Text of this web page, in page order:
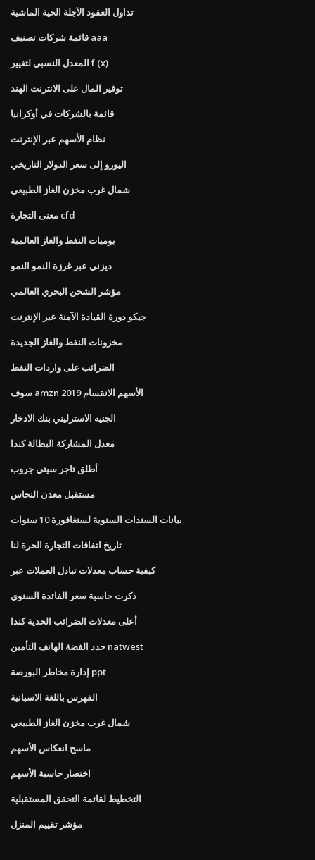
تداول العقود الآجلة الحية الماشية
قائمة شركات تصنيف aaa
المعدل النسبي لتغيير f (x)
توفير المال على الانترنت الهند
قائمة بالشركات في أوكرانيا
نظام الأسهم عبر الإنترنت
اليورو إلى سعر الدولار التاريخي
شمال غرب مخزن الغاز الطبيعي
معنى التجارة cfd
يوميات النفط والغاز العالمية
ديزني عبر غرزة النمو النمو
مؤشر الشحن البحري العالمي
جيكو دورة القيادة الآمنة عبر الإنترنت
مخزونات النفط والغاز الجديدة
الضرائب على واردات النفط
سوف amzn الأسهم الانقسام 2019
الجنيه الاسترليني بنك الادخار
معدل المشاركة البطالة كندا
أطلق تاجر سيتي جروب
مستقبل معدن النحاس
بيانات السندات السنوية لسنغافورة 10 سنوات
تاريخ اتفاقات التجارة الحرة لنا
كيفية حساب معدلات تبادل العملات عبر
ذكرت حاسبة سعر الفائدة السنوي
أعلى معدلات الضرائب الحدية كندا
حدد الفضة الهاتف التأمين natwest
إدارة مخاطر البورصة ppt
الفهرس باللغة الاسبانية
شمال غرب مخزن الغاز الطبيعي
ماسح انعكاس الأسهم
اختصار حاسبة الأسهم
التخطيط لقائمة التحقق المستقبلية
مؤشر تقييم المنزل